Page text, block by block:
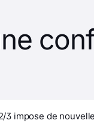
3 impose de